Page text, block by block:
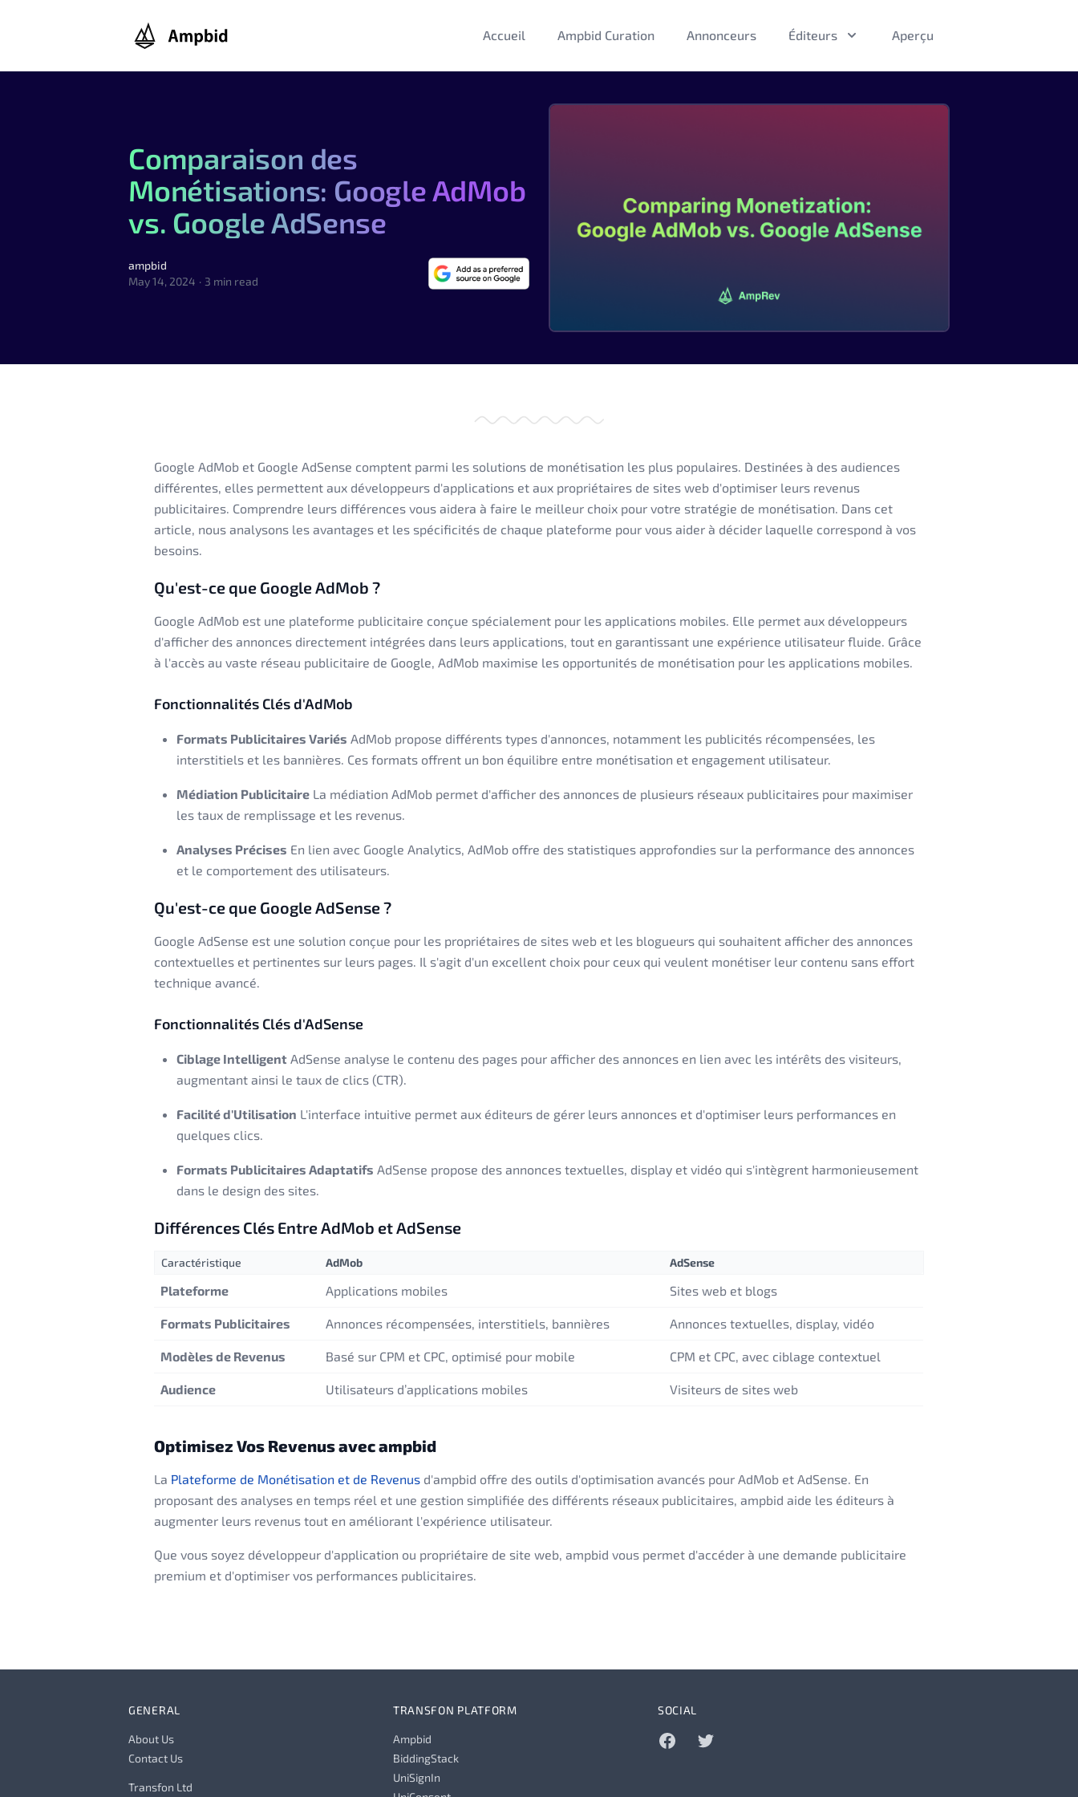
Ampbid
Accueil Ampbid Curation Annonceurs Éditeurs Aperçu
Comparaison des
Monétisations: Google AdMob
vs. Google AdSense
ampbid
ampbid
May 14, 2024 · 3 min read
Google AdMob et Google AdSense comptent parmi les solutions de monétisation les plus populaires. Destinées à des audiences
différentes, elles permettent aux développeurs d'applications et aux propriétaires de sites web d'optimiser leurs revenus
publicitaires. Comprendre leurs différences vous aidera à faire le meilleur choix pour votre stratégie de monétisation. Dans cet
article, nous analysons les avantages et les spécificités de chaque plateforme pour vous aider à décider laquelle correspond à vos
besoins.
Qu'est-ce que Google AdMob ?
Google AdMob est une plateforme publicitaire conçue spécialement pour les applications mobiles. Elle permet aux développeurs
d'afficher des annonces directement intégrées dans leurs applications, tout en garantissant une expérience utilisateur fluide. Grâce
à l'accès au vaste réseau publicitaire de Google, AdMob maximise les opportunités de monétisation pour les applications mobiles.
Fonctionnalités Clés d'AdMob
Formats Publicitaires Variés AdMob propose différents types d'annonces, notamment les publicités récompensées, les
interstitiels et les bannières. Ces formats offrent un bon équilibre entre monétisation et engagement utilisateur.
Médiation Publicitaire La médiation AdMob permet d'afficher des annonces de plusieurs réseaux publicitaires pour maximiser
les taux de remplissage et les revenus.
Analyses Précises En lien avec Google Analytics, AdMob offre des statistiques approfondies sur la performance des annonces
et le comportement des utilisateurs.
Qu'est-ce que Google AdSense ?
Google AdSense est une solution conçue pour les propriétaires de sites web et les blogueurs qui souhaitent afficher des annonces
contextuelles et pertinentes sur leurs pages. Il s'agit d'un excellent choix pour ceux qui veulent monétiser leur contenu sans effort
technique avancé.
Fonctionnalités Clés d'AdSense
Ciblage Intelligent AdSense analyse le contenu des pages pour afficher des annonces en lien avec les intérêts des visiteurs,
augmentant ainsi le taux de clics (CTR).
Facilité d'Utilisation L'interface intuitive permet aux éditeurs de gérer leurs annonces et d'optimiser leurs performances en
quelques clics.
Formats Publicitaires Adaptatifs AdSense propose des annonces textuelles, display et vidéo qui s'intègrent harmonieusement
dans le design des sites.
Différences Clés Entre AdMob et AdSense
Caractéristique AdMob AdSense
Plateforme Applications mobiles Sites web et blogs
Formats Publicitaires Annonces récompensées, interstitiels, bannières Annonces textuelles, display, vidéo
Modèles de Revenus Basé sur CPM et CPC, optimisé pour mobile CPM et CPC, avec ciblage contextuel
Audience Utilisateurs d’applications mobiles Visiteurs de sites web
Optimisez Vos Revenus avec ampbid
La Plateforme de Monétisation et de Revenus d'ampbid offre des outils d'optimisation avancés pour AdMob et AdSense. En
proposant des analyses en temps réel et une gestion simplifiée des différents réseaux publicitaires, ampbid aide les éditeurs à
augmenter leurs revenus tout en améliorant l'expérience utilisateur.
Que vous soyez développeur d'application ou propriétaire de site web, ampbid vous permet d'accéder à une demande publicitaire
premium et d'optimiser vos performances publicitaires.
GENERAL
About Us
Contact Us
Transfon Ltd
TRANSFON PLATFORM
Ampbid
BiddingStack
UniSignIn
SOCIAL
Ampbid on Facebook
Ampbid on X